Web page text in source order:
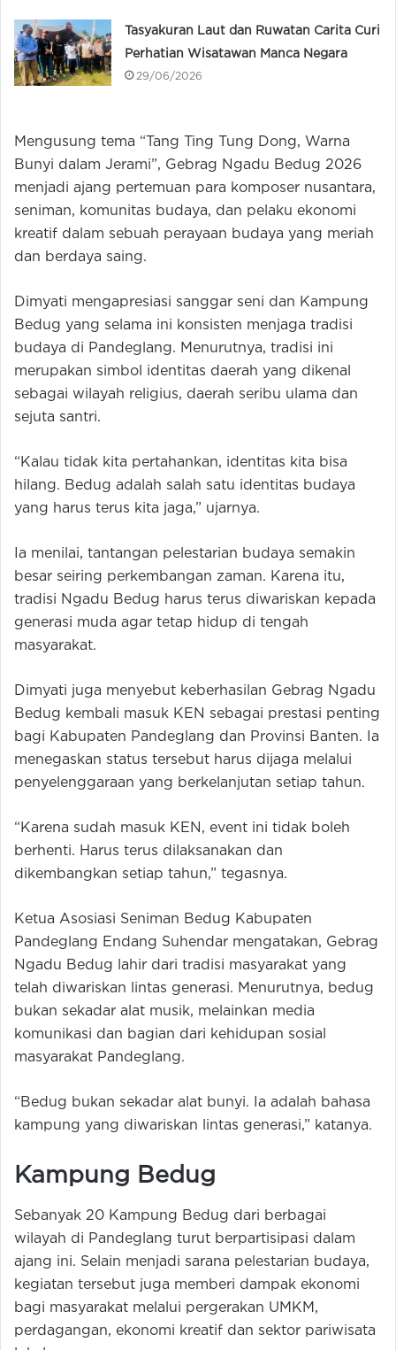
Tasyakuran Laut dan Ruwatan Carita Curi
Perhatian Wisatawan Manca Negara
29/06/2026
Mengusung tema “Tang Ting Tung Dong, Warna
Bunyi dalam Jerami”, Gebrag Ngadu Bedug 2026
menjadi ajang pertemuan para komposer nusantara,
seniman, komunitas budaya, dan pelaku ekonomi
kreatif dalam sebuah perayaan budaya yang meriah
dan berdaya saing.
Dimyati mengapresiasi sanggar seni dan Kampung
Bedug yang selama ini konsisten menjaga tradisi
budaya di Pandeglang. Menurutnya, tradisi ini
merupakan simbol identitas daerah yang dikenal
sebagai wilayah religius, daerah seribu ulama dan
sejuta santri.
“Kalau tidak kita pertahankan, identitas kita bisa
hilang. Bedug adalah salah satu identitas budaya
yang harus terus kita jaga,” ujarnya.
Ia menilai, tantangan pelestarian budaya semakin
besar seiring perkembangan zaman. Karena itu,
tradisi Ngadu Bedug harus terus diwariskan kepada
generasi muda agar tetap hidup di tengah
masyarakat.
Dimyati juga menyebut keberhasilan Gebrag Ngadu
Bedug kembali masuk KEN sebagai prestasi penting
bagi Kabupaten Pandeglang dan Provinsi Banten. Ia
menegaskan status tersebut harus dijaga melalui
penyelenggaraan yang berkelanjutan setiap tahun.
“Karena sudah masuk KEN, event ini tidak boleh
berhenti. Harus terus dilaksanakan dan
dikembangkan setiap tahun,” tegasnya.
Ketua Asosiasi Seniman Bedug Kabupaten
Pandeglang Endang Suhendar mengatakan, Gebrag
Ngadu Bedug lahir dari tradisi masyarakat yang
telah diwariskan lintas generasi. Menurutnya, bedug
bukan sekadar alat musik, melainkan media
komunikasi dan bagian dari kehidupan sosial
masyarakat Pandeglang.
“Bedug bukan sekadar alat bunyi. Ia adalah bahasa
kampung yang diwariskan lintas generasi,” katanya.
Kampung Bedug
Sebanyak 20 Kampung Bedug dari berbagai
wilayah di Pandeglang turut berpartisipasi dalam
ajang ini. Selain menjadi sarana pelestarian budaya,
kegiatan tersebut juga memberi dampak ekonomi
bagi masyarakat melalui pergerakan UMKM,
perdagangan, ekonomi kreatif dan sektor pariwisata